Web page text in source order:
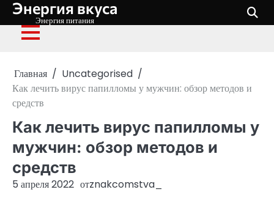
Перейти
содержимому
Энергия вкуса
Энергия питания
Главная
Uncategorised
Как лечить вирус папилломы у мужчин: обзор методов и
средств
Как лечить вирус папилломы у
мужчин: обзор методов и
средств
5 апреля 2022 отznakcomstva_